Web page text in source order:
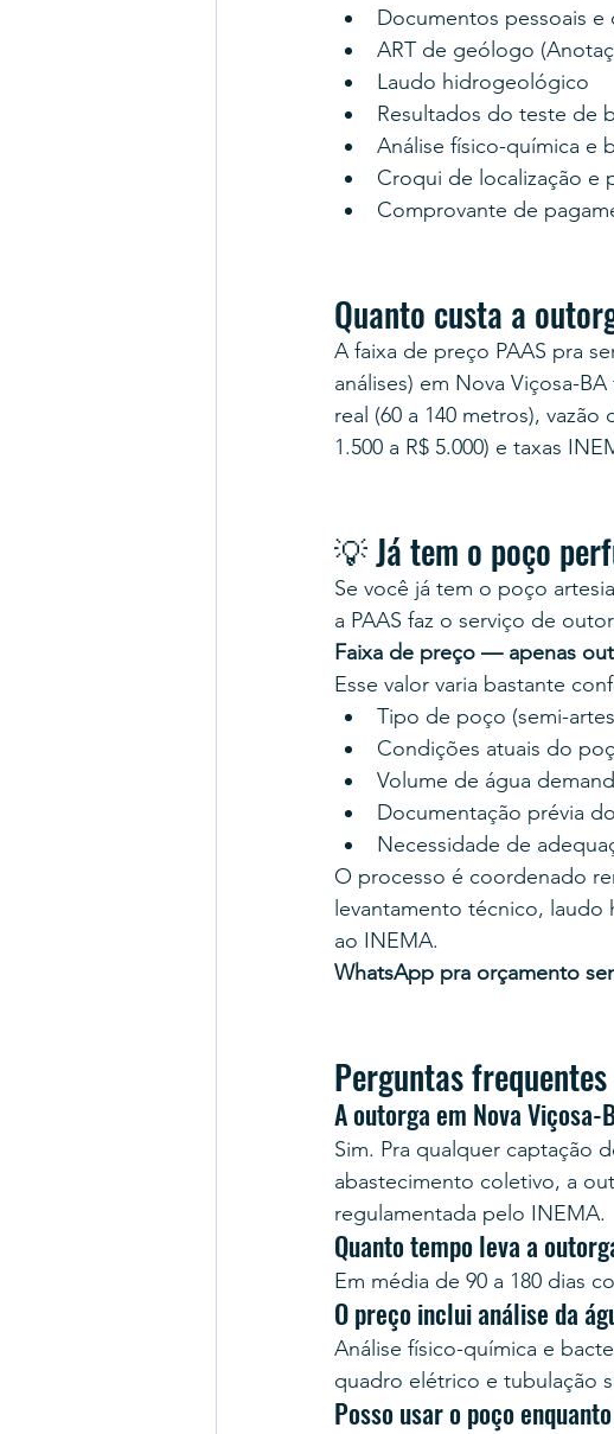
Documentos pessoais
ART de geólogo
Laudo hidrogeológico
Resultados do teste de
Análise físico-química e
Croqui de localização e
Comprovante de
Quanto custa a
A faixa de preço PAAS pra
análises) em Nova Viçosa-
real (60 a 140 metros),
1.500 a R$ 5.000) e taxas
💡 Já tem o poço
Se você já tem o poço
a PAAS faz o serviço de
Faixa de preço — apenas
Esse valor varia bastante
Tipo de poço (semi-
Condições atuais do
Volume de água
Documentação prévia
Necessidade de
O processo é coordenado
levantamento técnico,
ao INEMA.
WhatsApp pra orçamento
Perguntas
A outorga em Nova
Sim. Pra qualquer captação
abastecimento coletivo, a
regulamentada pelo INEMA.
Quanto tempo leva a
Em média de 90 a 180 dias
O preço inclui análise da
Análise físico-química e
quadro elétrico e tubulação
Posso usar o poço